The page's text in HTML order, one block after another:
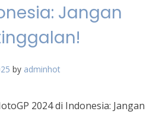
Jangan
by adminhot
2024 di Indonesia: Jangan